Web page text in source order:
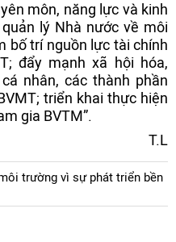
môn, năng lực và kinh
lý Nhà nước về môi
bố trí nguồn lực tài chính
đẩy mạnh xã hội hóa,
nhân, các thành phần
triển khai thực hiện
gia BVTM”.
T.L
trường vì sự phát triển bền